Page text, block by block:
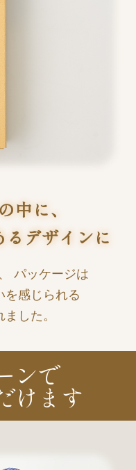
中に、
デザインに
パッケージは
を感じられる
した。
ンで
けます